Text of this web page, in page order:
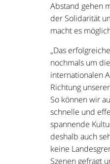
Abstand gehen
der Solidarität
macht es
„Das
nochmals um
internationalen
Richtung
So können wir
schnelle und
spannende
deshalb auch
keine
Szenen gefragt